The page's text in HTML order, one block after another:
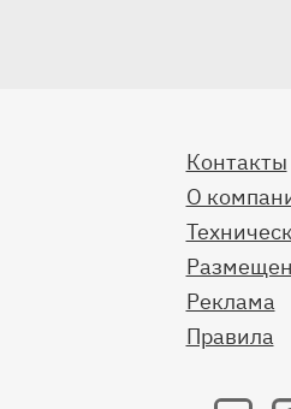
Контакты
О
Реклама
Правила